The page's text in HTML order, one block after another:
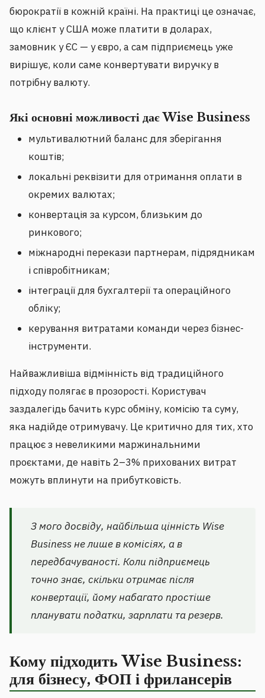
бюрократії в кожній країні. На практиці це означає,
що клієнт у США може платити в доларах,
замовник у ЄС — у євро, а сам підприємець уже
вирішує, коли саме конвертувати виручку в
потрібну валюту.
Які основні можливості дає Wise Business
мультивалютний баланс для зберігання
коштів;
локальні реквізити для отримання оплати в
окремих валютах;
конвертація за курсом, близьким до
ринкового;
міжнародні перекази партнерам, підрядникам
і співробітникам;
інтеграції для бухгалтерії та операційного
обліку;
керування витратами команди через бізнес-
інструменти.
Найважливіша відмінність від традиційного
підходу полягає в прозорості. Користувач
заздалегідь бачить курс обміну, комісію та суму,
яка надійде отримувачу. Це критично для тих, хто
працює з невеликими маржинальними
проєктами, де навіть 2–3% прихованих витрат
можуть вплинути на прибутковість.
З мого досвіду, найбільша цінність Wise
Business не лише в комісіях, а в
передбачуваності. Коли підприємець
точно знає, скільки отримає після
конвертації, йому набагато простіше
планувати податки, зарплати та резерв.
Кому підходить Wise Business:
для бізнесу, ФОП і фрилансерів